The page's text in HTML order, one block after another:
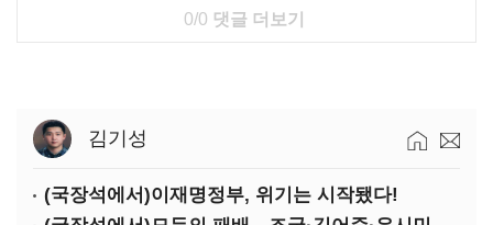
0/0 댓글 더보기
김기성
(국장석에서)이재명정부, 위기는 시작됐다!